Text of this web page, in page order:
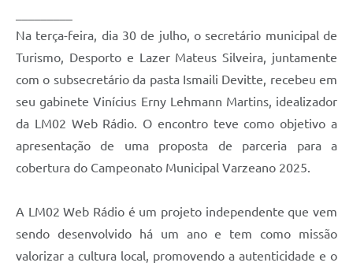
Agenda
SIC
Diário Oficial
Na terça-feira, dia 30 de julho, o secretário municipal de
Turismo, Desporto e Lazer Mateus Silveira, juntamente
com o subsecretário da pasta Ismaili Devitte, recebeu em
seu gabinete Vinícius Erny Lehmann Martins, idealizador
da LM02 Web Rádio. O encontro teve como objetivo a
apresentação de uma proposta de parceria para a
cobertura do Campeonato Municipal Varzeano 2025.
A LM02 Web Rádio é um projeto independente que vem
sendo desenvolvido há um ano e tem como missão
valorizar a cultura local, promovendo a autenticidade e o